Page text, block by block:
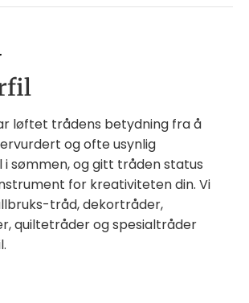
løftet trådens betydning fra å
og ofte usynlig
i sømmen, og gitt tråden status
for kreativiteten din. Vi
tråd, dekortråder,
quiltetråder og spesialtråder